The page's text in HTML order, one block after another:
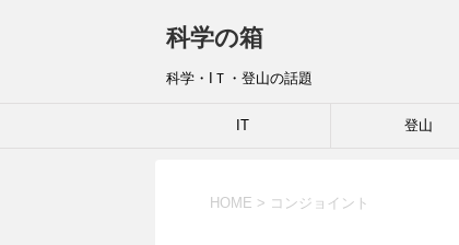
科学の箱
科学・IＴ・登山の話題
IT 登山
HOME > コンジョイント